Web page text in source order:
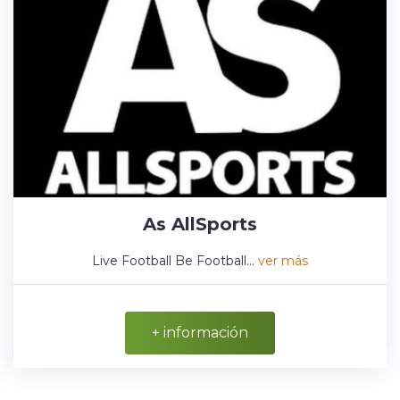
As AllSports
Live Football Be Football... ver más
+ información